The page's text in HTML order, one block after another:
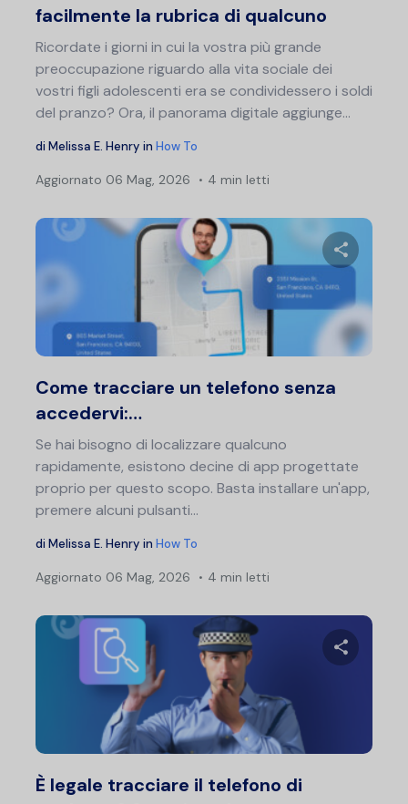
facilmente la rubrica di qualcuno
Ricordate i giorni in cui la vostra più grande
preoccupazione riguardo alla vita sociale dei
vostri figli adolescenti era se condividessero i soldi
del pranzo? Ora, il panorama digitale aggiunge...
di Melissa E. Henry in How To
Aggiornato 06 Mag, 2026 4 min letti
Condividi
Come tracciare un telefono senza
accedervi:…
Se hai bisogno di localizzare qualcuno
rapidamente, esistono decine di app progettate
proprio per questo scopo. Basta installare un'app,
premere alcuni pulsanti...
di Melissa E. Henry in How To
Aggiornato 06 Mag, 2026 4 min letti
È legale tracciare il telefono di